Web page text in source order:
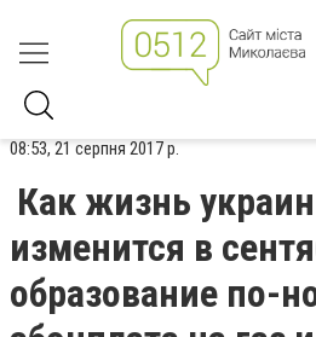
08:53, 21 серпня 2017 р.
Как жизнь
изменится в
образование по-